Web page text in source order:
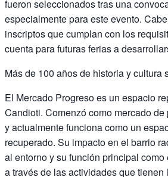
fueron seleccionados tras una
especialmente para este evento.
inscriptos que cumplan con los
cuenta para futuras ferias a
Más de 100 años de historia y cultura
El Mercado Progreso es un espacio
Candioti. Comenzó como mercado
y actualmente funciona como un
recuperado. Su impacto en el barrio
al entorno y su función principal
a través de las actividades que tienen